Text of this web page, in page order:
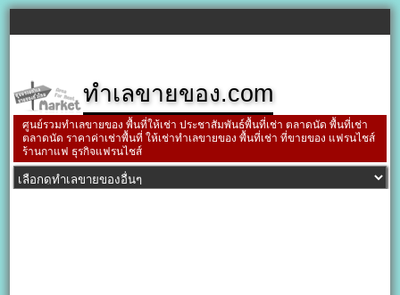
ทำเลขายของ.com
ศูนย์รวมทำเลขายของ พื้นที่ให้เช่า ประชาสัมพันธ์พื้นที่เช่า ตลาดนัด พื้นที่เช่า
ตลาดนัด ราคาค่าเช่าพื้นที่ ให้เช่าทำเลขายของ พื้นที่เช่า ที่ขายของ แฟรนไชส์
ร้านกาแฟ ธุรกิจแฟรนไชส์